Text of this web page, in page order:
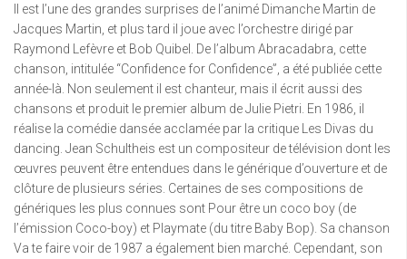
Il est l’une des grandes surprises de l’animé Dimanche Martin de
Jacques Martin, et plus tard il joue avec l’orchestre dirigé par
Raymond Lefèvre et Bob Quibel. De l’album Abracadabra, cette
chanson, intitulée “Confidence for Confidence”, a été publiée cette
année-là. Non seulement il est chanteur, mais il écrit aussi des
chansons et produit le premier album de Julie Pietri. En 1986, il
réalise la comédie dansée acclamée par la critique Les Divas du
dancing. Jean Schultheis est un compositeur de télévision dont les
œuvres peuvent être entendues dans le générique d’ouverture et de
clôture de plusieurs séries. Certaines de ses compositions de
génériques les plus connues sont Pour être un coco boy (de
l’émission Coco-boy) et Playmate (du titre Baby Bop). Sa chanson
Va te faire voir de 1987 a également bien marché. Cependant, son